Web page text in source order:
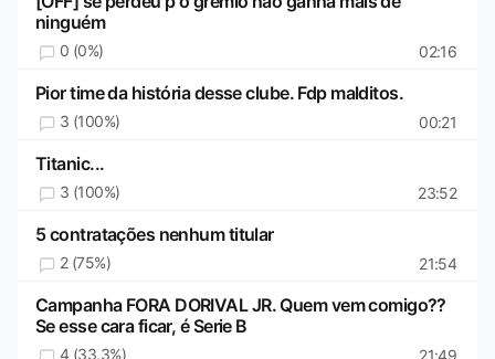
ninguém
0 (0%) 02:16
Pior time da história desse clube. Fdp malditos.
3 (100%) 00:21
Titanic...
3 (100%) 23:52
5 contratações nenhum titular
2 (75%) 21:54
Campanha FORA DORIVAL JR. Quem vem comigo??
Se esse cara ficar, é Serie B
4 (33,3%) 21:49